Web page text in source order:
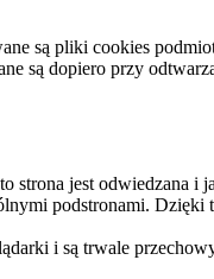
są pliki cookies
są dopiero przy
jest odwiedzana
podstronami.
i są trwale